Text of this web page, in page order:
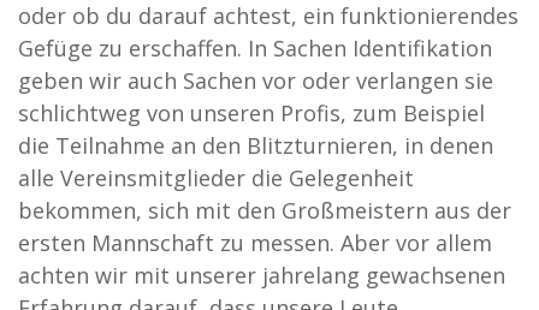
oder ob du darauf achtest, ein funktionierendes
Gefüge zu erschaffen. In Sachen Identifikation
geben wir auch Sachen vor oder verlangen sie
schlichtweg von unseren Profis, zum Beispiel
die Teilnahme an den Blitzturnieren, in denen
alle Vereinsmitglieder die Gelegenheit
bekommen, sich mit den Großmeistern aus der
ersten Mannschaft zu messen. Aber vor allem
achten wir mit unserer jahrelang gewachsenen